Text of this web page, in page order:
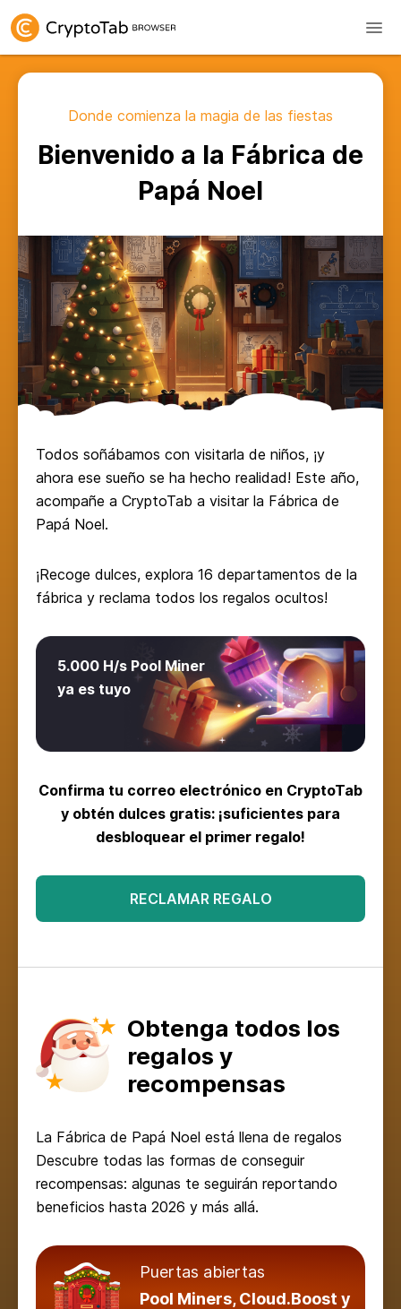
Donde comienza la magia de las fiestas
Bienvenido a la Fábrica de
Papá Noel
Todos soñábamos con visitarla de niños, ¡y
ahora ese sueño se ha hecho realidad! Este año,
acompañe a CryptoTab a visitar la Fábrica de
Papá Noel.
¡Recoge dulces, explora 16 departamentos de la
fábrica y reclama todos los regalos ocultos!
5.000 H/s Pool Miner
ya es tuyo
Confirma tu correo electrónico en CryptoTab
y obtén dulces gratis: ¡suficientes para
desbloquear el primer regalo!
RECLAMAR REGALO
Obtenga todos los
regalos y
recompensas
La Fábrica de Papá Noel está llena de regalos
Descubre todas las formas de conseguir
recompensas: algunas te seguirán reportando
beneficios hasta 2026 y más allá.
Puertas abiertas
Pool Miners, Cloud.Boost y